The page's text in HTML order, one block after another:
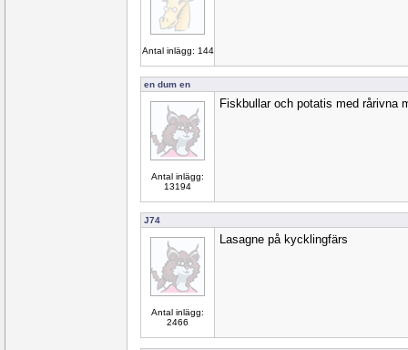
Antal inlägg: 144
en dum en
Antal inlägg:
13194
Fiskbullar och potatis med rårivna
J74
Antal inlägg:
2466
Lasagne på kycklingfärs